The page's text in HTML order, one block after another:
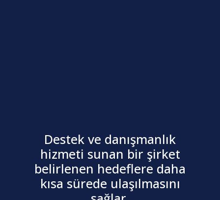
Destek ve danışmanlık
hizmeti sunan bir şirket
belirlenen hedeflere daha
kısa sürede ulaşılmasını